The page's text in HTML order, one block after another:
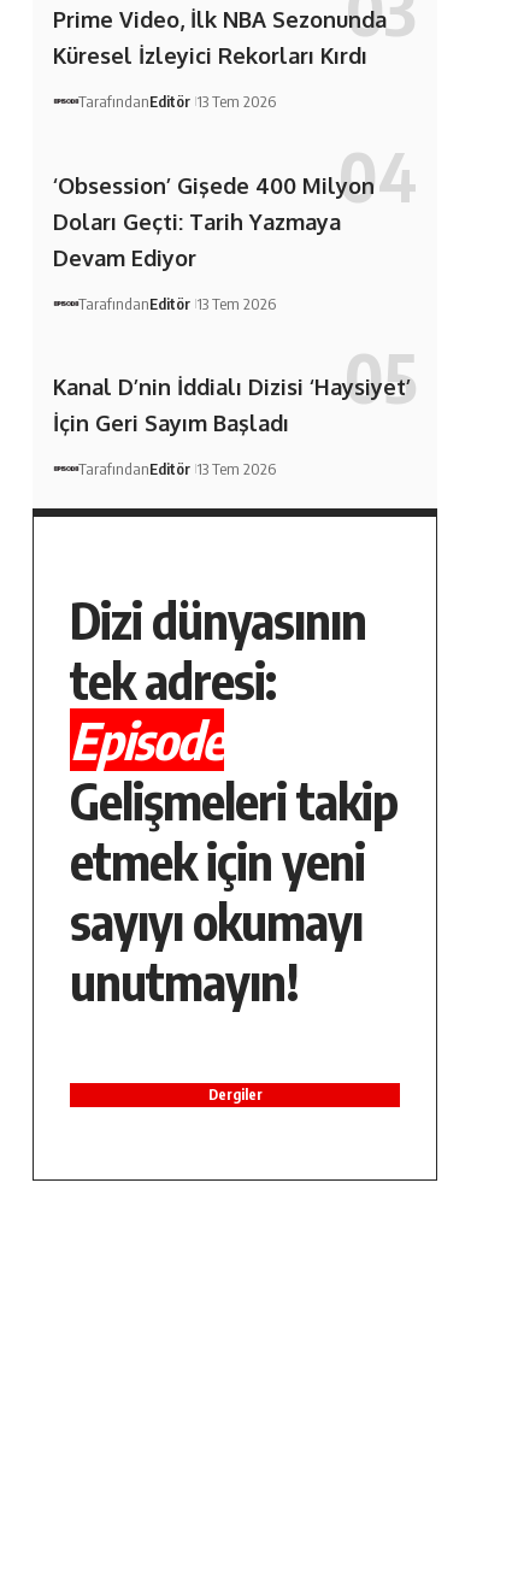
Prime Video, İlk NBA Sezonunda
Küresel İzleyici Rekorları Kırdı
TarafındanEditör 13 Tem 2026
‘Obsession’ Gişede 400 Milyon
Doları Geçti: Tarih Yazmaya
Devam Ediyor
TarafındanEditör 13 Tem 2026
Kanal D’nin İddialı Dizisi ‘Haysiyet’
İçin Geri Sayım Başladı
TarafındanEditör 13 Tem 2026
Dizi dünyasının
tek adresi:
Episode
Gelişmeleri takip
etmek için yeni
sayıyı okumayı
unutmayın!
Dergiler